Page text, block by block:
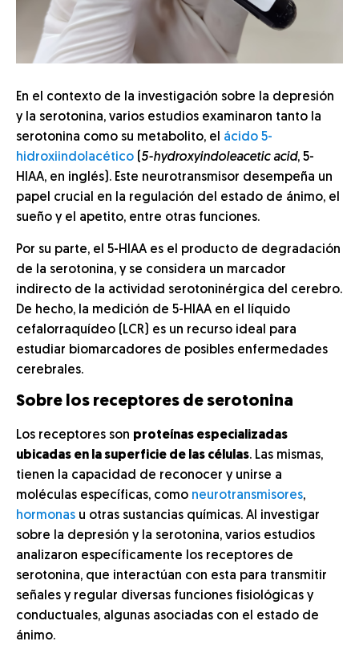
En el contexto de la investigación sobre la depresión
y la serotonina, varios estudios examinaron tanto la
serotonina como su metabolito, el ácido 5-
hidroxiindolacético (5-hydroxyindoleacetic acid, 5-
HIAA, en inglés). Este neurotransmisor desempeña un
papel crucial en la regulación del estado de ánimo, el
sueño y el apetito, entre otras funciones.
Por su parte, el 5-HIAA es el producto de degradación
de la serotonina, y se considera un marcador
indirecto de la actividad serotoninérgica del cerebro.
De hecho, la medición de 5-HIAA en el líquido
cefalorraquídeo (LCR) es un recurso ideal para
estudiar biomarcadores de posibles enfermedades
cerebrales.
Sobre los receptores de serotonina
Los receptores son proteínas especializadas
ubicadas en la superficie de las células. Las mismas,
tienen la capacidad de reconocer y unirse a
moléculas específicas, como neurotransmisores,
hormonas u otras sustancias químicas. Al investigar
sobre la depresión y la serotonina, varios estudios
analizaron específicamente los receptores de
serotonina, que interactúan con esta para transmitir
señales y regular diversas funciones fisiológicas y
conductuales, algunas asociadas con el estado de
ánimo.